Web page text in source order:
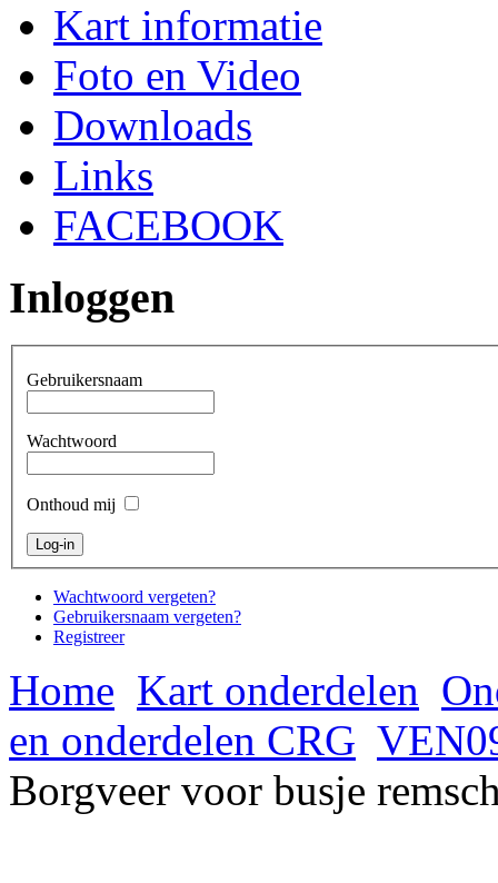
Kart informatie
Foto en Video
Downloads
Links
FACEBOOK
Inloggen
Gebruikersnaam
Wachtwoord
Onthoud mij
Wachtwoord vergeten?
Gebruikersnaam vergeten?
Registreer
Home Kart onderdelen
en onderdelen CRG
Borgveer voor busje